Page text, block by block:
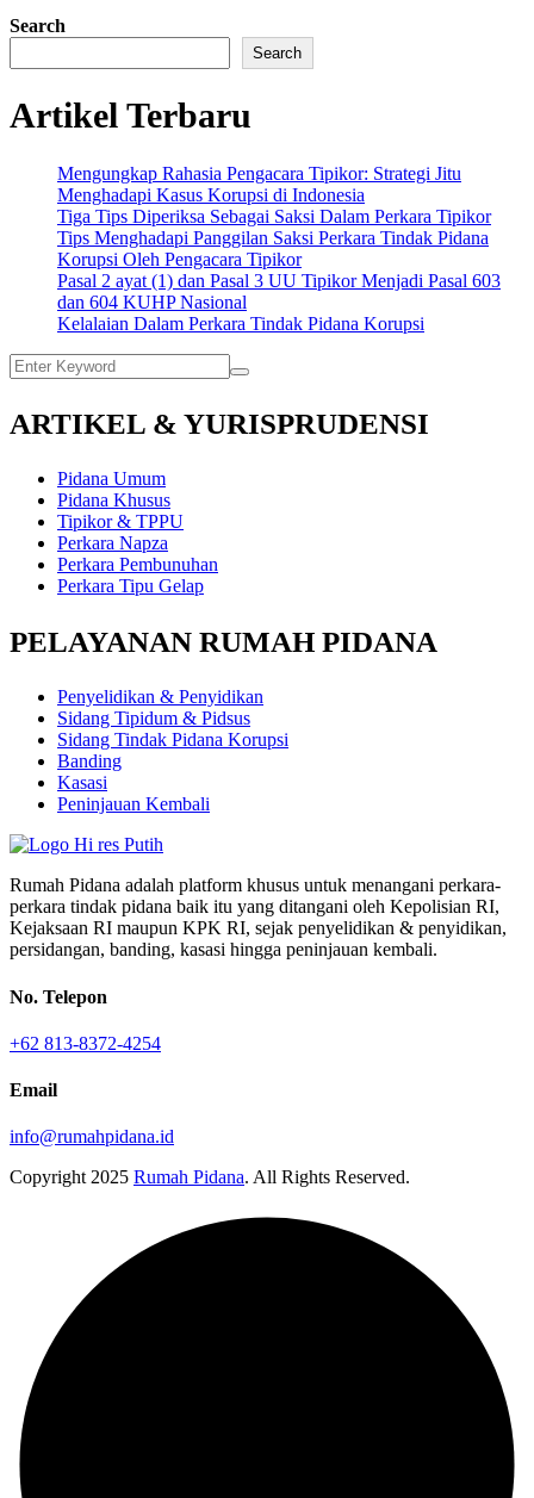
Search
Search
Artikel Terbaru
Mengungkap Rahasia Pengacara Tipikor: Strategi Jitu
Menghadapi Kasus Korupsi di Indonesia
Tiga Tips Diperiksa Sebagai Saksi Dalam Perkara Tipikor
Tips Menghadapi Panggilan Saksi Perkara Tindak Pidana
Korupsi Oleh Pengacara Tipikor
Pasal 2 ayat (1) dan Pasal 3 UU Tipikor Menjadi Pasal 603
dan 604 KUHP Nasional
Kelalaian Dalam Perkara Tindak Pidana Korupsi
ARTIKEL & YURISPRUDENSI
Pidana Umum
Pidana Khusus
Tipikor & TPPU
Perkara Napza
Perkara Pembunuhan
Perkara Tipu Gelap
PELAYANAN RUMAH PIDANA
Penyelidikan & Penyidikan
Sidang Tipidum & Pidsus
Sidang Tindak Pidana Korupsi
Banding
Kasasi
Peninjauan Kembali
Rumah Pidana adalah platform khusus untuk menangani perkara-
perkara tindak pidana baik itu yang ditangani oleh Kepolisian RI,
Kejaksaan RI maupun KPK RI, sejak penyelidikan & penyidikan,
persidangan, banding, kasasi hingga peninjauan kembali.
No. Telepon
+62 813-8372-4254
Email
info@rumahpidana.id
Copyright 2025 Rumah Pidana. All Rights Reserved.